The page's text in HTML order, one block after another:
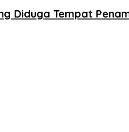
Diduga Tempat